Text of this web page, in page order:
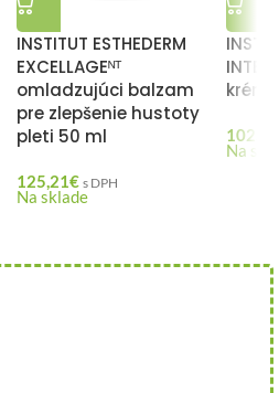
INSTITUT ESTHEDERM
EXCELLAGEᴺᵀ
omladzujúci balzam
pre zlepšenie hustoty
pleti 50 ml
125,21€ s DPH
Na sklade
krém
102,54
Na